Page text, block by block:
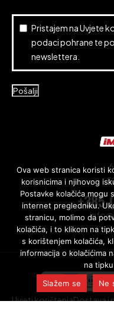
Pristajem naUvjete
podaci pohrane te
newslettera.
Pošalji
+385
Uvjeti korištenjaDostava i
Ova web stranica koristi
korisnicima i njihovog
Postavke kolačića mogu
internet pregledniku.
stranicu, molimo da
kolačića, i to klikom na
s korištenjem kolačića,
informacija o kolačićima
na
Slažem se
Ne